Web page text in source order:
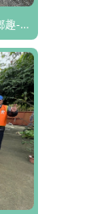
蔡衍明愛心基金會公益青年送愛下鄉趣-春節活動